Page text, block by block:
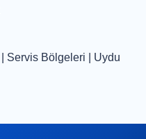
Servis Bölgeleri
Uydu